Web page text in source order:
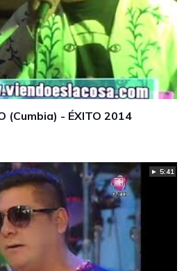
(Cumbia) - ÉXITO 2014
► 5:41